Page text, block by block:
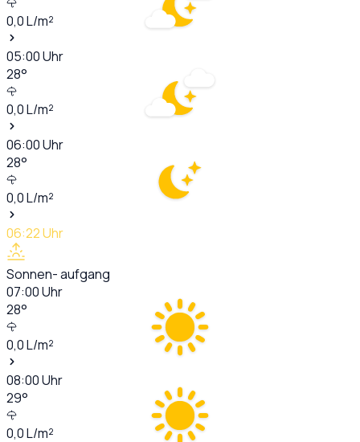
0,0L/m²
05:00Uhr
28°
0,0L/m²
06:00Uhr
28°
0,0L/m²
06:22Uhr
Sonnen- aufgang
07:00Uhr
28°
0,0L/m²
08:00Uhr
29°
0,0L/m²